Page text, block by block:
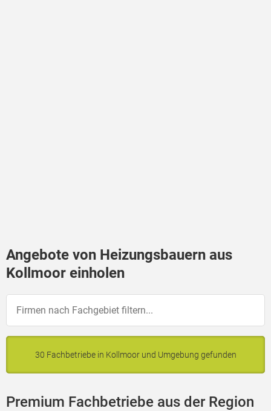
Angebote von Heizungsbauern aus
Kollmoor einholen
30 Fachbetriebe in Kollmoor und Umgebung gefunden
Premium Fachbetriebe aus der Region